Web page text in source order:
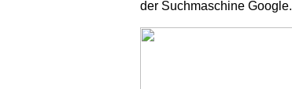
der Suchmaschine Google.